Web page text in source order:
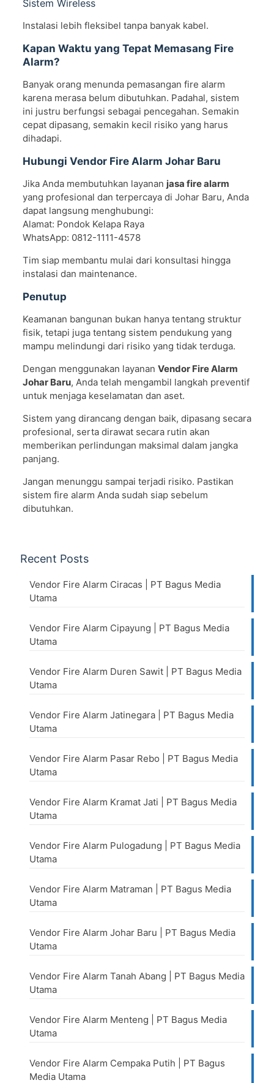
Sistem Wireless
Instalasi lebih fleksibel tanpa banyak kabel.
Kapan Waktu yang Tepat Memasang Fire
Alarm?
Banyak orang menunda pemasangan fire alarm
karena merasa belum dibutuhkan. Padahal, sistem
ini justru berfungsi sebagai pencegahan. Semakin
cepat dipasang, semakin kecil risiko yang harus
dihadapi.
Hubungi Vendor Fire Alarm Johar Baru
Jika Anda membutuhkan layanan jasa fire alarm
yang profesional dan terpercaya di Johar Baru, Anda
dapat langsung menghubungi:
Alamat: Pondok Kelapa Raya
WhatsApp: 0812-1111-4578
Tim siap membantu mulai dari konsultasi hingga
instalasi dan maintenance.
Penutup
Keamanan bangunan bukan hanya tentang struktur
fisik, tetapi juga tentang sistem pendukung yang
mampu melindungi dari risiko yang tidak terduga.
Dengan menggunakan layanan Vendor Fire Alarm
Johar Baru, Anda telah mengambil langkah preventif
untuk menjaga keselamatan dan aset.
Sistem yang dirancang dengan baik, dipasang secara
profesional, serta dirawat secara rutin akan
memberikan perlindungan maksimal dalam jangka
panjang.
Jangan menunggu sampai terjadi risiko. Pastikan
sistem fire alarm Anda sudah siap sebelum
dibutuhkan.
Recent Posts
Vendor Fire Alarm Ciracas | PT Bagus Media
Utama
Vendor Fire Alarm Cipayung | PT Bagus Media
Utama
Vendor Fire Alarm Duren Sawit | PT Bagus Media
Utama
Vendor Fire Alarm Jatinegara | PT Bagus Media
Utama
Vendor Fire Alarm Pasar Rebo | PT Bagus Media
Utama
Vendor Fire Alarm Kramat Jati | PT Bagus Media
Utama
Vendor Fire Alarm Pulogadung | PT Bagus Media
Utama
Vendor Fire Alarm Matraman | PT Bagus Media
Utama
Vendor Fire Alarm Johar Baru | PT Bagus Media
Utama
Vendor Fire Alarm Tanah Abang | PT Bagus Media
Utama
Vendor Fire Alarm Menteng | PT Bagus Media
Utama
Vendor Fire Alarm Cempaka Putih | PT Bagus
Media Utama